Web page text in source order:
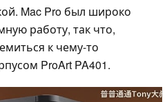
Mac Pro был широко
работу, так что,
к чему-то
ProArt PA401.